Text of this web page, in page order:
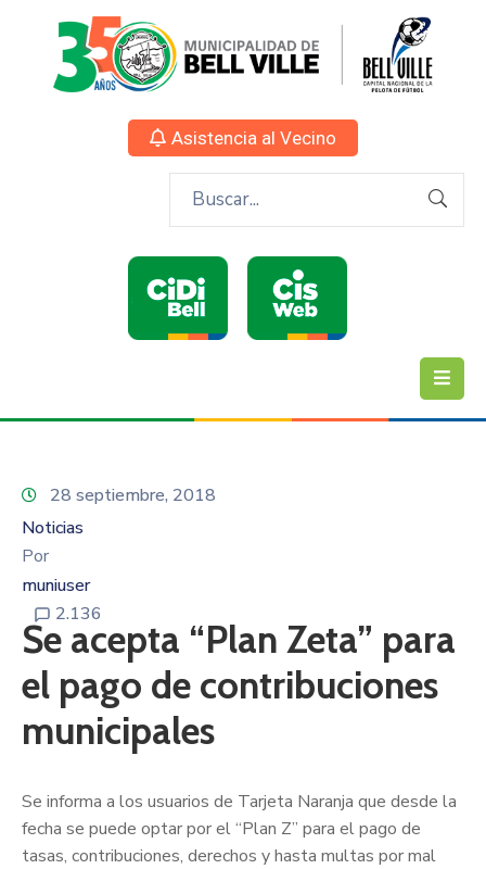
Asistencia al Vecino
28 septiembre, 2018
Noticias
Por
muniuser
2.136
Se acepta “Plan Zeta” para
el pago de contribuciones
municipales
Se informa a los usuarios de Tarjeta Naranja que desde la
fecha se puede optar por el “Plan Z” para el pago de
tasas, contribuciones, derechos y hasta multas por mal